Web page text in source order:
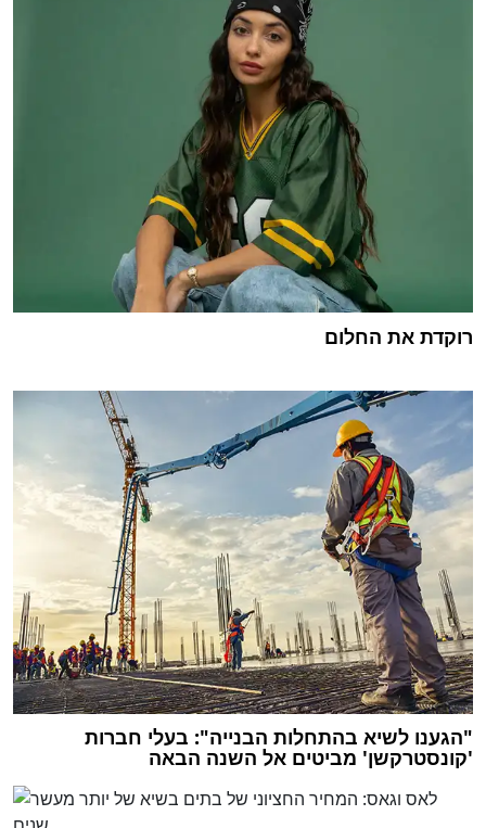
רוקדת את החלום
"הגענו לשיא בהתחלות הבנייה": בעלי חברות
'קונסטרקשן' מביטים אל השנה הבאה